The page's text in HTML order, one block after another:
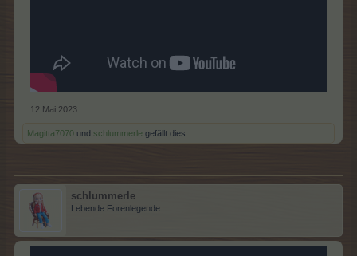
12 Mai 2023
Magitta7070 und schlummerle gefällt dies.
schlummerle
Lebende Forenlegende